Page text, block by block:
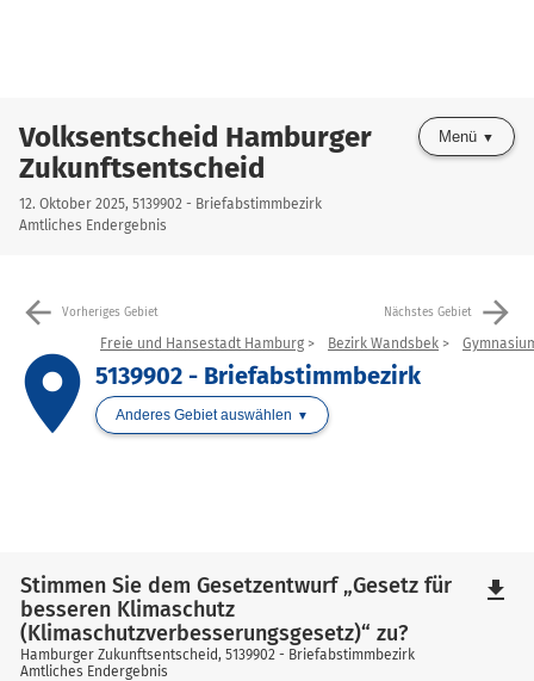
Volksentscheid Hamburger
Zukunftsentscheid
12. Oktober 2025, 5139902 - Briefabstimmbezirk
Amtliches Endergebnis
Menü
arrow_back Vorheriges Gebiet Nächstes Gebiet arrow_forward
place
Freie und Hansestadt Hamburg Bezirk Wandsbek
5139902 - Briefabstimmbezirk
Anderes Gebiet auswählen
Stimmen Sie dem Gesetzentwurf „Gesetz für
besseren Klimaschutz
(Klimaschutzverbesserungsgesetz)“ zu?
Hamburger Zukunftsentscheid, 5139902 - Briefabstimmbezirk
Amtliches Endergebnis
file_download